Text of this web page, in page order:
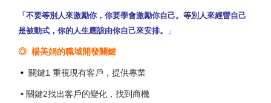
「不要等別人來激勵你，你要學會激勵你自己。等別人來經營自己
是被動式，你的人生應該由你自己來安排。
」
◎ 楊美娟的職域開發關鍵
• 關鍵1 重視現有客戶，提供專業
• 關鍵2找出客戶的變化，找到商機